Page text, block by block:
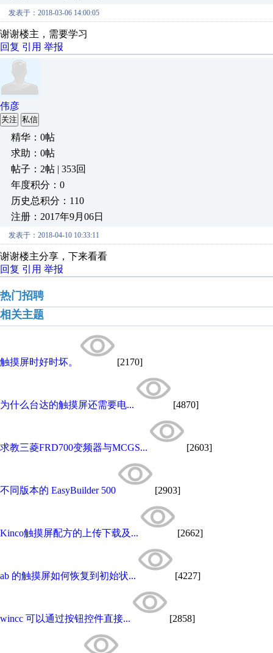
发表于：2018-03-06 14:00:05
谢谢楼主，需要学习
回复 引用 举报
伟彦
关注 私信
精华：0帖
求助：0帖
帖子：2帖 | 353回
年度积分：0
历史总积分：110
注册：2017年9月06日
发表于：2018-04-10 10:33:11
谢谢楼主分享，下来看看
回复 引用 举报
热门招聘
相关主题
触摸屏时好时坏。 [2170]
为什么台达的触摸屏还需要电... [4870]
求教三菱FRD700变频器与MCGS... [2603]
不同版本的 EasyBuilder 500 [2903]
Kinco触摸屏配方的上传下载及... [2662]
ab 的触摸屏如何恢复到初始状... [4227]
wincc 可以通过按钮控件直接... [2858]